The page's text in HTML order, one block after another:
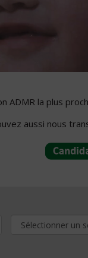
ADMR la plus
aussi nous